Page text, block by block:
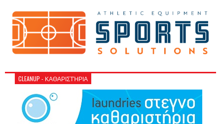
CLEANUP - ΚΑΘΑΡΙΣΤΉΡΙΑ